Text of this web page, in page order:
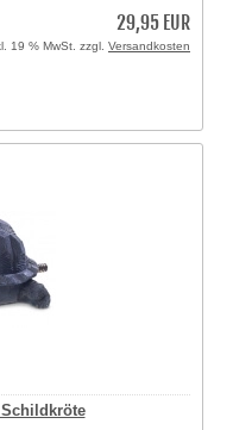
29,95 EUR
19 % MwSt. zzgl. Versandkosten